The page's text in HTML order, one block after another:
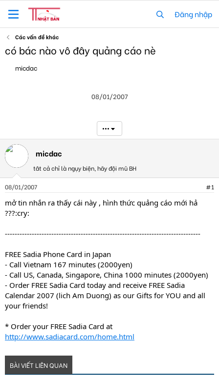
Đăng nhập
Các vấn đề khác
có bác nào vô đây quảng cáo nè
h
r
t
r
micdac
08/01/2007
•••
micdac
tât cả chỉ là ngụy biện, hãy đội mũ BH
08/01/2007 #1
mở tin nhắn ra thấy cái này , hình thức quảng cáo mới hả
???:cry:
--------------------------------------------------------------------------------
FREE Sadia Phone Card in Japan
- Call Vietnam 167 minutes (2000yen)
- Call US, Canada, Singapore, China 1000 minutes (2000yen)
- Order FREE Sadia Card today and receive FREE Sadia
Calendar 2007 (lich Am Duong) as our Gifts for YOU and all
your friends!
* Order your FREE Sadia Card at
http://www.sadiacard.com/home.html
BÀI VIẾT LIÊN QUAN